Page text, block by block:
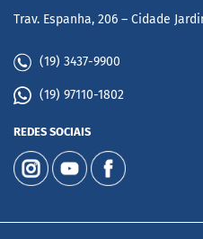
Trav. Espanha, 206 – Cidade
(19) 3437-9900
(19) 97110-1802
REDES SOCIAIS